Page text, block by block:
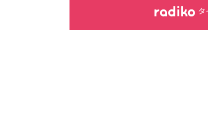
タ